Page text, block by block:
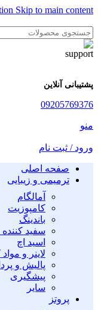
Skip to main content
پشتیبانی آنلاین
09205769376
منو
ورود / ثبت نام
صفحه اصلی
ترمیمی و زیبایی
آمالگام
کامپوزیت
باندینگ
سفید کننده
اسید اچ
لاینر و
پالیش و
پیشگیری
سایر
پروتز